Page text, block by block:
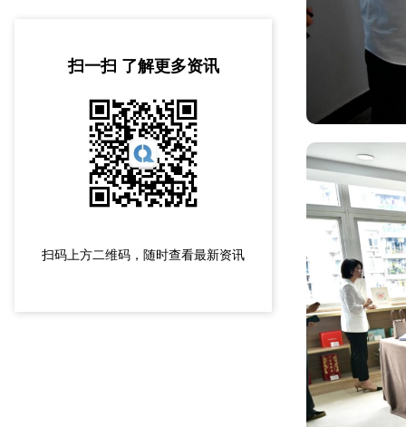
扫一扫 了解更多资讯
扫码上方二维码，随时查看最新资讯